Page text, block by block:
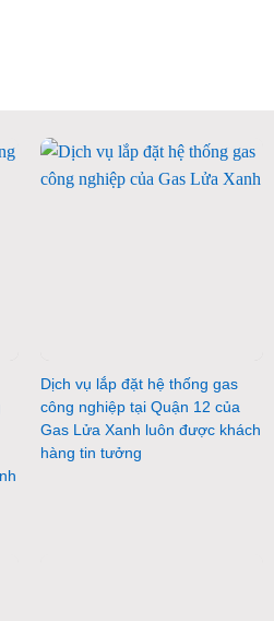
Dịch vụ lắp đặt hệ thống gas
công nghiệp tại Quận 12 của
Gas Lửa Xanh luôn được khách
hàng tin tưởng